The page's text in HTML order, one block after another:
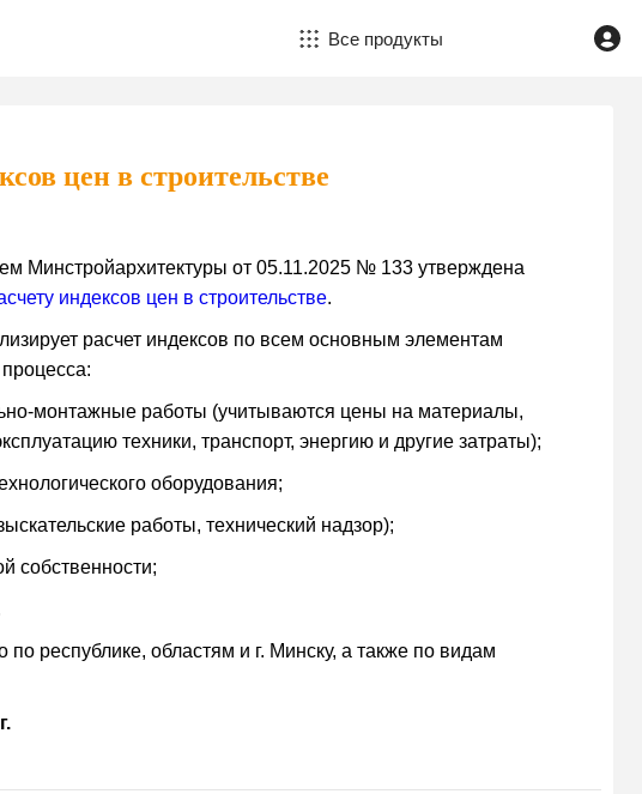
Все продукты
цен в строительстве
Минстройархитектуры от 05.11.2025 № 133 утверждена
индексов цен в строительстве.
расчет индексов по всем основным элементам
монтажные работы (учитываются цены на материалы,
техники, транспорт, энергию и другие затраты);
оборудования;
работы, технический надзор);
собственности;
республике, областям и г. Минску, а также по видам